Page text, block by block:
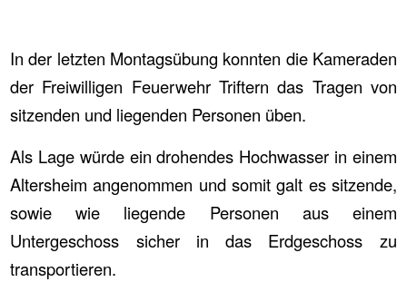
In der letzten Montagsübung konnten die Kameraden
der Freiwilligen Feuerwehr Triftern das Tragen von
sitzenden und liegenden Personen üben.
Als Lage würde ein drohendes Hochwasser in einem
Altersheim angenommen und somit galt es sitzende,
sowie wie liegende Personen aus einem
Untergeschoss sicher in das Erdgeschoss zu
transportieren.